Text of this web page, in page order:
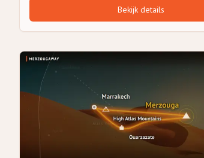
Bekijk details